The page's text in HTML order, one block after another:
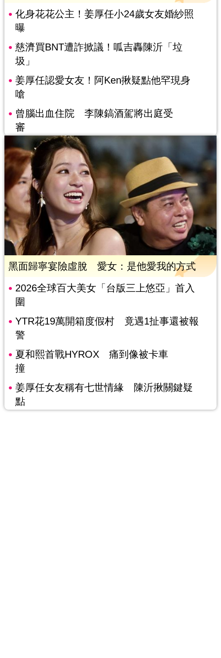
化身花花公主！姜厚任小24歲女友婚紗照
曝
慈濟買BNT遭詐掀議！呱吉轟陳沂「垃
圾」
姜厚任認愛女友！阿Ken揪疑點他罕現身
嗆
曾腦出血住院 李陳鎬酒駕將出庭受
審
黑面歸寧宴險虛脫 愛女：是他愛我的方式
2026全球百大美女「台版三上悠亞」首入
圍
YTR花19萬開箱度假村 竟遇1扯事還被報
警
夏和熙首戰HYROX 痛到像被卡車
撞
姜厚任女友稱有七世情緣 陳沂揪關鍵疑
點